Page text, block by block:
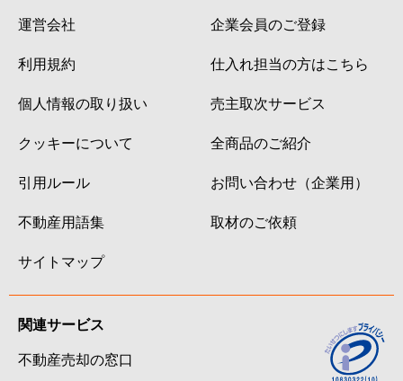
運営会社
利用規約
個人情報の取り扱い
クッキーについて
引用ルール
不動産用語集
サイトマップ
企業会員のご登録
仕入れ担当の方はこちら
売主取次サービス
全商品のご紹介
お問い合わせ（企業用）
取材のご依頼
関連サービス
不動産売却の窓口